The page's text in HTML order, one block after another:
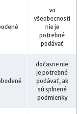
vo
všeobecnosti
nie je
potrebné
podávať
dočasne nie
je potrebné
podávať, ak
sú splnené
podmienky